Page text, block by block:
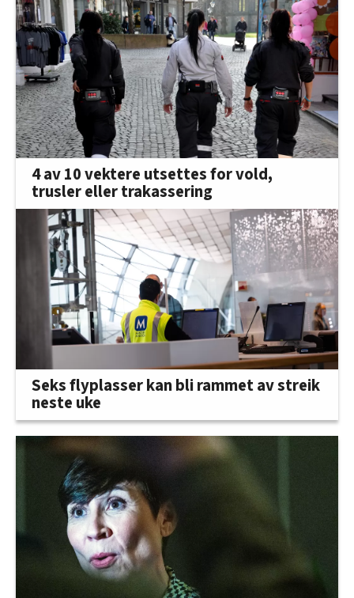
innenfor analyse og annonsering. Disse er angitt i
oversikten lengre ned på denne siden.
4 av 10 vektere utsettes for vold,
trusler eller trakassering
Seks flyplasser kan bli rammet av streik
neste uke